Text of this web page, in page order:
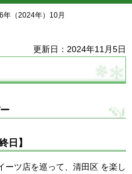
年（2024年）10月
更新日：2024年11月5日
日】
ーツ店を巡って、清田区 を楽し